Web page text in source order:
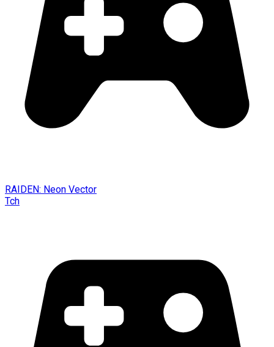
RAIDEN: Neon Vector
Tch